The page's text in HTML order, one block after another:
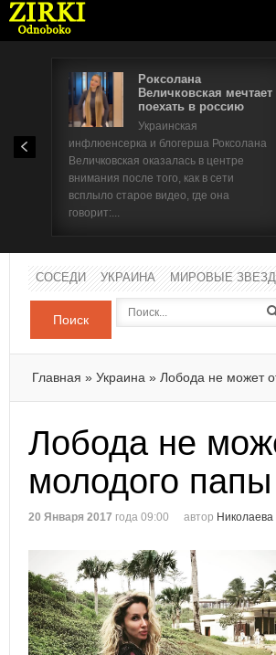
Роксолана
Величковская мечтает
поехать в россию
Украинская
инфлюенсерка и блогерша Роксолана
Величковская оказалась в центре
внимания после того, как в сети
всплыло старое видео, где она
говорит:...
СОСЕДИ УКРАИНА МИРОВЫЕ
Поиск
Главная » Украина » Лобода не может
Лобода не
молодого папы
20 Января 2017 года 09:00 автор